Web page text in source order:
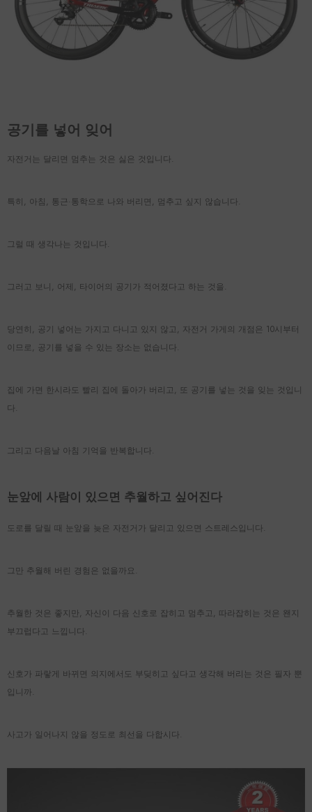
공기를 넣어 잊어
자전거는 달리면 멈추는 것은 싫은 것입니다.
특히, 아침, 통근·통학으로 나와 버리면, 멈추고 싶지 않습니다.
그럴 때 생각나는 것입니다.
그러고 보니, 어제, 타이어의 공기가 적어졌다고 하는 것을.
당연히, 공기 넣어는 가지고 다니고 있지 않고, 자전거 가게의 개점은 10시부터
이므로, 공기를 넣을 수 있는 장소는 없습니다.
집에 가면 한시라도 빨리 집에 돌아가 버리고, 또 공기를 넣는 것을 잊는 것입니
다.
그리고 다음날 아침 기억을 반복합니다.
눈앞에 사람이 있으면 추월하고 싶어진다
도로를 달릴 때 눈앞을 늦은 자전거가 달리고 있으면 스트레스입니다.
그만 추월해 버린 경험은 없을까요.
추월한 것은 좋지만, 자신이 다음 신호로 잡히고 멈추고, 따라잡히는 것은 왠지
부끄럽다고 느낍니다.
신호가 파랗게 바뀌면 의지에서도 부딪히고 싶다고 생각해 버리는 것은 필자 뿐
입니까.
사고가 일어나지 않을 정도로 최선을 다합시다.